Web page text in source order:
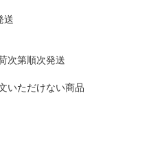
送
次第順次発送
いただけない商品